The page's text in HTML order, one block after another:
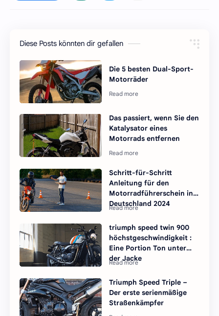
Diese Posts könnten dir gefallen
Die 5 besten Dual-Sport-
Motorräder
Das passiert, wenn Sie den
Katalysator eines
Motorrads entfernen
Schritt-für-Schritt
Anleitung für den
Motorradführerschein in
Deutschland 2024
triumph speed twin 900
höchstgeschwindigkeit :
Eine Portion Ton unter
der Jacke
Triumph Speed ​​Triple –
Der erste serienmäßige
Straßenkämpfer